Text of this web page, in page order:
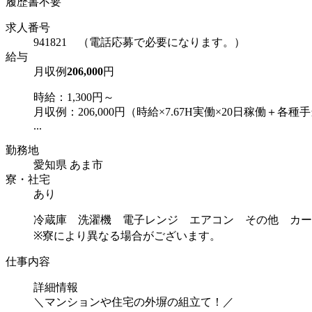
求人番号
941821 （電話応募で必要になります。）
給与
月収例206,000円
時給：1,300円～
月収例：206,000円（時給×7.67H実働×20日稼働＋各種手
...
勤務地
愛知県 あま市
寮・社宅
あり
冷蔵庫 洗濯機 電子レンジ エアコン その他 カー
※寮により異なる場合がございます。
仕事内容
詳細情報
＼マンションや住宅の外塀の組立て！／